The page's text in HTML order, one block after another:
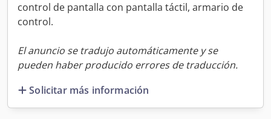
control de pantalla con pantalla táctil, armario de
control.
El anuncio se tradujo automáticamente y se
pueden haber producido errores de traducción.
Solicitar más información